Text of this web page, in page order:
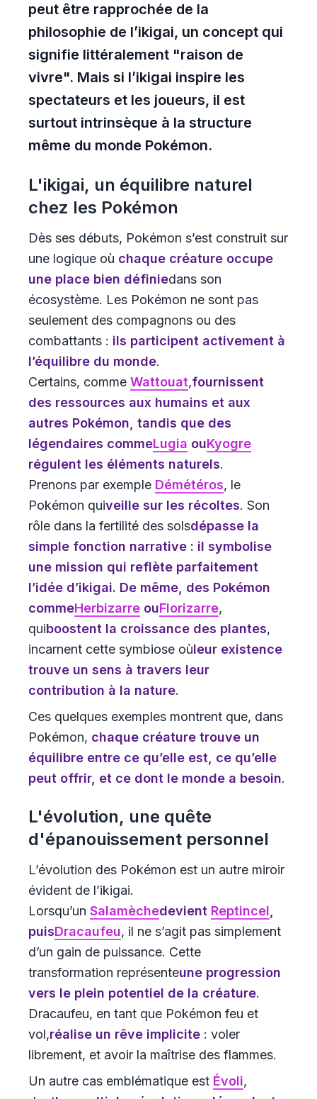
peut être rapprochée de la
philosophie de l’ikigai, un concept qui
signifie littéralement "raison de
vivre". Mais si l’ikigai inspire les
spectateurs et les joueurs, il est
surtout intrinsèque à la structure
même du monde Pokémon.
L'ikigai, un équilibre naturel
chez les Pokémon
Dès ses débuts, Pokémon s’est construit sur
une logique où chaque créature occupe
une place bien définiedans son
écosystème. Les Pokémon ne sont pas
seulement des compagnons ou des
combattants : ils participent activement à
l’équilibre du monde.
Certains, comme Wattouat,fournissent
des ressources aux humains et aux
autres Pokémon, tandis que des
légendaires commeLugia ouKyogre
régulent les éléments naturels.
Prenons par exemple Démétéros, le
Pokémon quiveille sur les récoltes. Son
rôle dans la fertilité des solsdépasse la
simple fonction narrative : il symbolise
une mission qui reflète parfaitement
l’idée d’ikigai. De même, des Pokémon
commeHerbizarre ouFlorizarre,
quiboostent la croissance des plantes,
incarnent cette symbiose oùleur existence
trouve un sens à travers leur
contribution à la nature.
Ces quelques exemples montrent que, dans
Pokémon, chaque créature trouve un
équilibre entre ce qu’elle est, ce qu’elle
peut offrir, et ce dont le monde a besoin.
L'évolution, une quête
d'épanouissement personnel
L’évolution des Pokémon est un autre miroir
évident de l’ikigai.
Lorsqu’un Salamèchedevient Reptincel
puisDracaufeu, il ne s’agit pas simplement
d’un gain de puissance. Cette
transformation représenteune progression
vers le plein potentiel de la créature.
Dracaufeu, en tant que Pokémon feu et
vol,réalise un rêve implicite : voler
librement, et avoir la maîtrise des flammes.
Un autre cas emblématique est Évoli,